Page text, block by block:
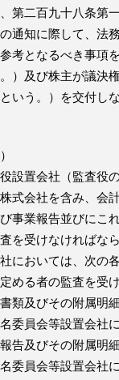
二百九十八条第
通知に際して、法
考となるべき事項
）及び株主が議決
いう。）を交付し
設置会社（監査役
式会社を含み、会
事業報告並びにこ
を受けなければなら
においては、次の
める者の監査を受
類及びその附属明
委員会等設置会社
告及びその附属明
委員会等設置会社